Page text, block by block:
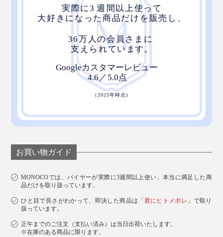
お買い物ガイド
MONOCOでは、バイヤーが実際に3週間以上使い、本当に満足した商
品だけを取り扱っています。
ひと目で良さがわかって、即決した商品は「君にヒトメボレ 」で取り
扱っています。
正午までのご注文（支払い済み）は当日出荷いたします。
※在庫のある商品に限ります。